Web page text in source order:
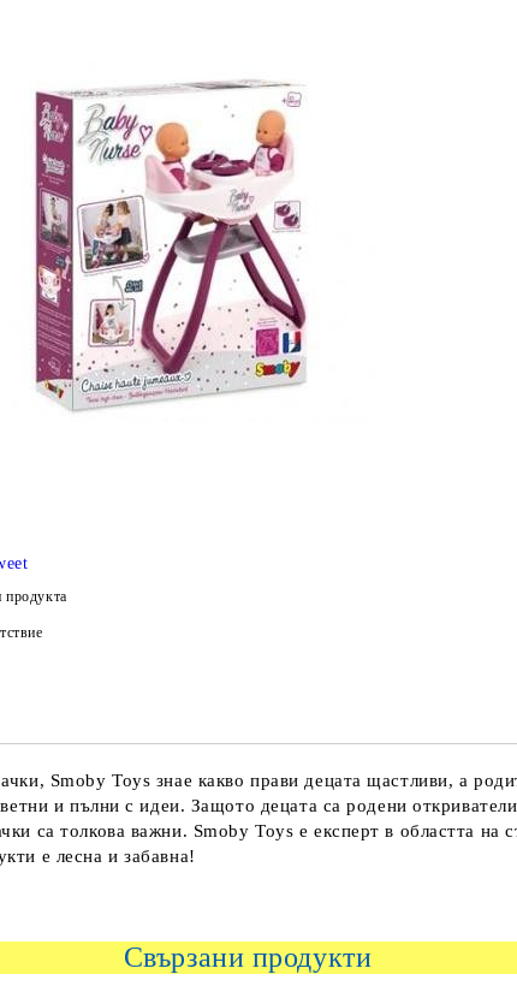
продукта
Smoby Toys знае какво прави децата щастливи, а
и пълни с идеи. Защото децата са родени
са толкова важни. Smoby Toys е експерт в областта на
е лесна и забавна!
Свързани продукти